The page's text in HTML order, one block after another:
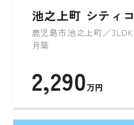
池之上町 シティ
鹿児島市池之上町／
月築
2,290万円